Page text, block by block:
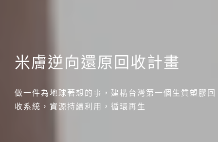
米膚逆向還原回收計畫
做一件為地球著想的事，建構台灣第一個生質塑膠回
收系統，資源持續利用，循環再生